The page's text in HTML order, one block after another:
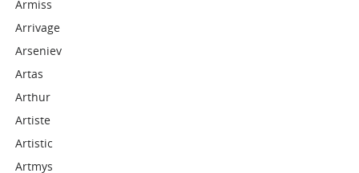
Armiss
Arrivage
Arseniev
Artas
Arthur
Artiste
Artistic
Artmys